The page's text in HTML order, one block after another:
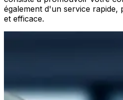
également d'un service
et efficace.